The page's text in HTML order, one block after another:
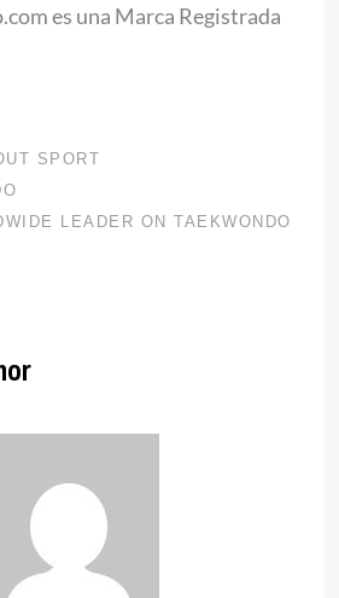
es una Marca Registrada